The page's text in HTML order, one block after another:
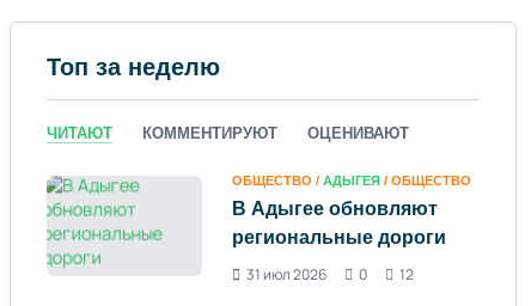
Топ за неделю
ЧИТАЮТ КОММЕНТИРУЮТ ОЦЕНИВАЮТ
ОБЩЕСТВО / АДЫГЕЯ / ОБЩЕСТВО
В Адыгее обновляют
региональные дороги
31 июл 2026
0 12